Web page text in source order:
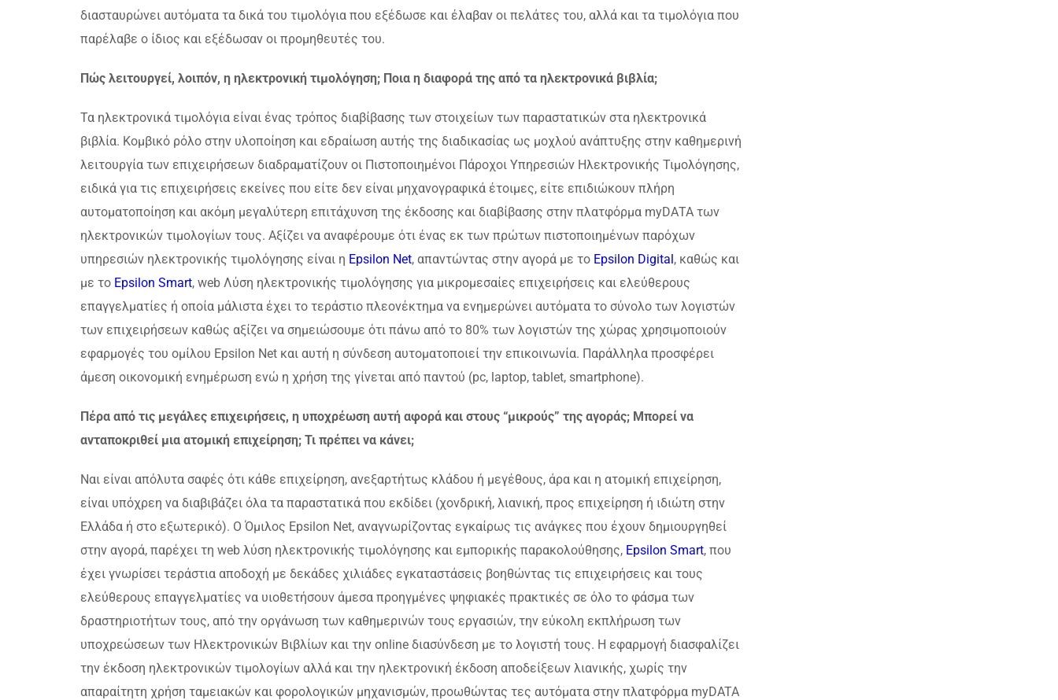
διασταυρώνει αυτόματα τα δικά του τιμολόγια που εξέδωσε και έλαβαν οι πελάτες του, αλλά και τα τιμολόγια που
παρέλαβε ο ίδιος και εξέδωσαν οι προμηθευτές του.
Πώς λειτουργεί, λοιπόν, η ηλεκτρονική τιμολόγηση; Ποια η διαφορά της από τα ηλεκτρονικά βιβλία;
Τα ηλεκτρονικά τιμολόγια είναι ένας τρόπος διαβίβασης των στοιχείων των παραστατικών στα ηλεκτρονικά
βιβλία. Κομβικό ρόλο στην υλοποίηση και εδραίωση αυτής της διαδικασίας ως μοχλού ανάπτυξης στην καθημερινή
λειτουργία των επιχειρήσεων διαδραματίζουν οι Πιστοποιημένοι Πάροχοι Υπηρεσιών Ηλεκτρονικής Τιμολόγησης,
ειδικά για τις επιχειρήσεις εκείνες που είτε δεν είναι μηχανογραφικά έτοιμες, είτε επιδιώκουν πλήρη
αυτοματοποίηση και ακόμη μεγαλύτερη επιτάχυνση της έκδοσης και διαβίβασης στην πλατφόρμα myDΑΤΑ των
ηλεκτρονικών τιμολογίων τους. Αξίζει να αναφέρουμε ότι ένας εκ των πρώτων πιστοποιημένων παρόχων
υπηρεσιών ηλεκτρονικής τιμολόγησης είναι η Epsilon Net, απαντώντας στην αγορά με το Epsilon Digital, καθώς και
με το Epsilon Smart, web Λύση ηλεκτρονικής τιμολόγησης για μικρομεσαίες επιχειρήσεις και ελεύθερους
επαγγελματίες ή οποία μάλιστα έχει το τεράστιο πλεονέκτημα να ενημερώνει αυτόματα το σύνολο των λογιστών
των επιχειρήσεων καθώς αξίζει να σημειώσουμε ότι πάνω από το 80% των λογιστών της χώρας χρησιμοποιούν
εφαρμογές του ομίλου Epsilon Net και αυτή η σύνδεση αυτοματοποιεί την επικοινωνία. Παράλληλα προσφέρει
άμεση οικονομική ενημέρωση ενώ η χρήση της γίνεται από παντού (pc, laptop, tablet, smartphone).
Πέρα από τις μεγάλες επιχειρήσεις, η υποχρέωση αυτή αφορά και στους “μικρούς” της αγοράς; Μπορεί να
ανταποκριθεί μια ατομική επιχείρηση; Τι πρέπει να κάνει;
Ναι είναι απόλυτα σαφές ότι κάθε επιχείρηση, ανεξαρτήτως κλάδου ή μεγέθους, άρα και η ατομική επιχείρηση,
είναι υπόχρεη να διαβιβάζει όλα τα παραστατικά που εκδίδει (χονδρική, λιανική, προς επιχείρηση ή ιδιώτη στην
Ελλάδα ή στο εξωτερικό). Ο Όμιλος Epsilon Net, αναγνωρίζοντας εγκαίρως τις ανάγκες που έχουν δημιουργηθεί
στην αγορά, παρέχει τη web λύση ηλεκτρονικής τιμολόγησης και εμπορικής παρακολούθησης, Epsilon Smart, που
έχει γνωρίσει τεράστια αποδοχή με δεκάδες χιλιάδες εγκαταστάσεις βοηθώντας τις επιχειρήσεις και τους
ελεύθερους επαγγελματίες να υιοθετήσουν άμεσα προηγμένες ψηφιακές πρακτικές σε όλο το φάσμα των
δραστηριοτήτων τους, από την οργάνωση των καθημερινών τους εργασιών, την εύκολη εκπλήρωση των
υποχρεώσεων των Ηλεκτρονικών Βιβλίων και την online διασύνδεση με το λογιστή τους. Η εφαρμογή διασφαλίζει
την έκδοση ηλεκτρονικών τιμολογίων αλλά και την ηλεκτρονική έκδοση αποδείξεων λιανικής, χωρίς την
απαραίτητη χρήση ταμειακών και φορολογικών μηχανισμών, προωθώντας τες αυτόματα στην πλατφόρμα myDATA